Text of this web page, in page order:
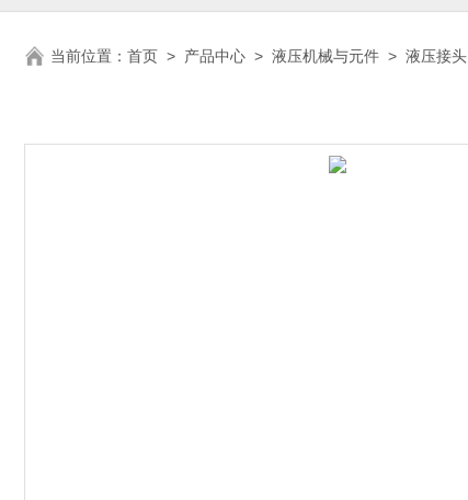
当前位置： 首页 > 产品中心 > 液压机械与元件 > 液压接头